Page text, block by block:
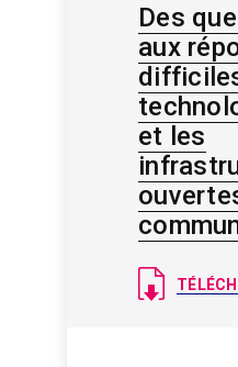
Des
aux
et les
Document